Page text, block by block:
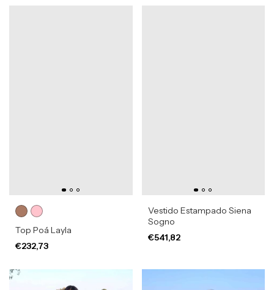
Top Poá Layla
€232,73
Vestido Estampado Siena
Sogno
€541,82